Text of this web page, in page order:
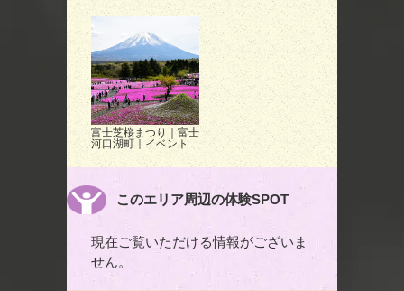
富士芝桜まつり｜富士
河口湖町｜イベント
このエリア周辺の体験SPOT
現在ご覧いただける情報がございま
せん。